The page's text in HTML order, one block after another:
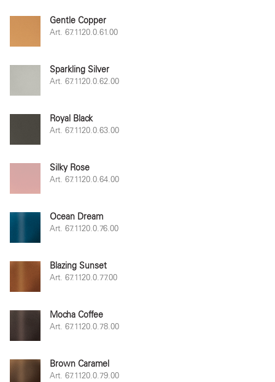
Gentle Copper
Art. 67.1120.0.61.00
Sparkling Silver
Art. 67.1120.0.62.00
Royal Black
Art. 67.1120.0.63.00
Silky Rose
Art. 67.1120.0.64.00
Ocean Dream
Art. 67.1120.0.76.00
Blazing Sunset
Art. 67.1120.0.77.00
Mocha Coffee
Art. 67.1120.0.78.00
Brown Caramel
Art. 67.1120.0.79.00